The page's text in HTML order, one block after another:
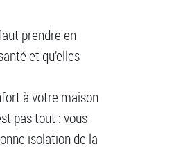
prendre en
et qu’elles
à votre maison
pas tout : vous
isolation de la